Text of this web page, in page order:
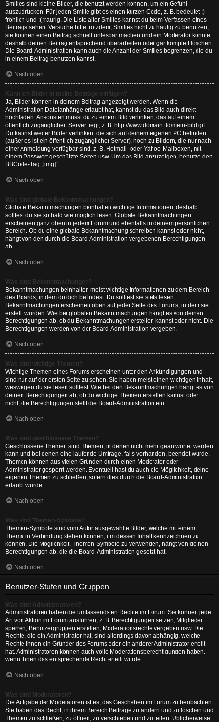
Smilies sind kleine Bilder, die benutzt werden können, um ein Gefühl
auszudrücken. Für jeden Smilie gibt es einen kurzen Code, z. B. bedeutet :)
fröhlich und :( traurig. Die Liste aller Smilies kannst du beim Verfassen eines
Beitrags sehen. Versuche bitte trotzdem, Smilies nicht zu häufig zu benutzen,
sie können einen Beitrag schnell unlesbar machen und ein Moderator könnte
deshalb deinen Beitrag entsprechend überarbeiten oder gar komplett löschen.
Die Board-Administration kann auch die Anzahl der Smilies begrenzen, die du
in einem Beitrag benutzen kannst.
Nach oben
Kann ich Bilder in meine Beiträge einfügen?
Ja, Bilder können in deinem Beitrag angezeigt werden. Wenn die
Administration Dateianhänge erlaubt hat, kannst du das Bild auch direkt
hochladen. Ansonsten musst du zu einem Bild verlinken, das auf einem
öffentlich zugänglichen Server liegt, z. B. http://www.domain.tld/mein-bild.gif.
Du kannst weder Bilder verlinken, die sich auf deinem eigenen PC befinden
(außer es ist ein öffentlich zugänglicher Server), noch zu Bildern, die nur nach
einer Anmeldung verfügbar sind, z. B. Hotmail- oder Yahoo-Mailboxen, mit
einem Passwort geschützte Seiten usw. Um das Bild anzuzeigen, benutze den
BBCode-Tag „[img]“.
Nach oben
Was sind globale Bekanntmachungen?
Globale Bekanntmachungen beinhalten wichtige Informationen, deshalb
solltest du sie so bald wie möglich lesen. Globale Bekanntmachungen
erscheinen ganz oben in jedem Forum und ebenfalls in deinem persönlichen
Bereich. Ob du eine globale Bekanntmachung schreiben kannst oder nicht,
hängt von den durch die Board-Administration vergebenen Berechtigungen
ab.
Nach oben
Was sind Bekanntmachungen?
Bekanntmachungen beinhalten meist wichtige Informationen zu dem Bereich
des Boards, in dem du dich befindest. Du solltest sie stets lesen.
Bekanntmachungen erscheinen oben auf jeder Seite des Forums, in dem sie
erstellt wurden. Wie bei globalen Bekanntmachungen hängt es von deinen
Berechtigungen ab, ob du Bekanntmachungen erstellen kannst oder nicht. Die
Berechtigungen werden von der Board-Administration vergeben.
Nach oben
Was sind wichtige Themen?
Wichtige Themen eines Forums erscheinen unter den Ankündigungen und
sind nur auf der ersten Seite zu sehen. Sie haben meist einen wichtigen Inhalt,
weswegen du sie lesen solltest. Wie bei den Bekanntmachungen hängt es von
deinen Berechtigungen ab, ob du wichtige Themen erstellen kannst oder
nicht; die Berechtigungen stellt die Board-Administration ein.
Nach oben
Was sind geschlossene Themen?
Geschlossene Themen sind Themen, in denen nicht mehr geantwortet werden
kann und bei denen eine laufende Umfrage, falls vorhanden, beendet wurde.
Themen können aus vielen Gründen durch einen Moderator oder
Administrator gesperrt werden. Eventuell hast du auch die Möglichkeit, deine
eigenen Themen zu schließen, sofern dies durch die Board-Administration
erlaubt wurde.
Nach oben
Was sind Themen-Symbole?
Themen-Symbole sind vom Autor ausgewählte Bilder, welche mit einem
Thema in Verbindung stehen können, um dessen Inhalt kennzeichnen zu
können. Die Möglichkeit, Themen-Symbole zu verwenden, hängt von deinen
Berechtigungen ab, die die Board-Administration gesetzt hat.
Nach oben
Benutzer-Stufen und Gruppen
Was sind Administratoren?
Administratoren haben die umfassendsten Rechte im Forum. Sie können jede
Art von Aktion im Forum ausführen; z. B. Berechtigungen setzen, Mitglieder
sperren, Benutzergruppen erstellen, Moderationsrechte vergeben usw. Die
Rechte, die ein Administrator hat, sind allerdings davon abhängig, welche
Rechte ihnen ein Gründer des Forums oder ein anderer Administrator erteilt
hat. Administratoren können auch volle Moderationsberechtigungen haben,
wenn ihnen das entsprechende Recht erteilt wurde.
Nach oben
Was sind Moderatoren?
Die Aufgabe der Moderatoren ist es, das Geschehen im Forum zu beobachten.
Sie haben das Recht, in ihrem Bereich Beiträge zu ändern und zu löschen und
Themen zu schließen, zu öffnen, zu verschieben und zu teilen. Üblicherweise